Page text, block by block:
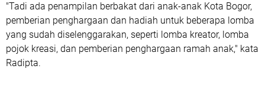
"Tadi ada penampilan berbakat dari anak-anak Kota Bogor,
pemberian penghargaan dan hadiah untuk beberapa lomba
yang sudah diselenggarakan, seperti lomba kreator, lomba
pojok kreasi, dan pemberian penghargaan ramah anak," kata
Radipta.